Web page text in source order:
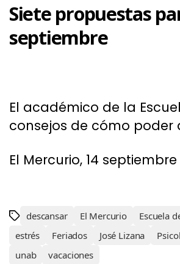
Siete propuestas
septiembre
El académico de la
consejos de cómo poder
El Mercurio, 14 septiembre
descansar El Mercurio
Escuela
estrés
Feriados José Lizana
unab
vacaciones